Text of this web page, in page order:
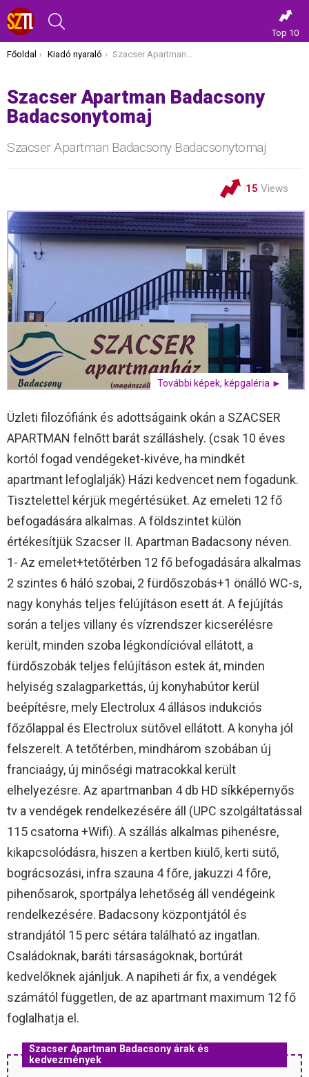
Top 10
Itt vagy most:
Főoldal Kiadó nyaraló Szacser Apartman Badacsony Badacsonytomaj
Szacser Apartman Badacsony
Badacsonytomaj
Szacser Apartman Badacsony Badacsonytomaj
15 Views
További képek, képgaléria ►
Üzleti filozófiánk és adottságaink okán a SZACSER
APARTMAN felnőtt barát szálláshely. (csak 10 éves
kortól fogad vendégeket-kivéve, ha mindkét
apartmant lefoglalják) Házi kedvencet nem fogadunk.
Tisztelettel kérjük megértésüket. Az emeleti 12 fő
befogadására alkalmas. A földszintet külön
értékesítjük Szacser II. Apartman Badacsony néven.
1- Az emelet+tetőtérben 12 fő befogadására alkalmas
2 szintes 6 háló szobai, 2 fürdőszobás+1 önálló WC-s,
nagy konyhás teljes felújításon esett át. A fejújítás
során a teljes villany és vízrendszer kicserélésre
került, minden szoba légkondícióval ellátott, a
fürdőszobák teljes felújításon estek át, minden
helyiség szalagparkettás, új konyhabútor kerül
beépítésre, mely Electrolux 4 állásos indukciós
főzőlappal és Electrolux sütővel ellátott. A konyha jól
felszerelt. A tetőtérben, mindhárom szobában új
franciaágy, új minőségi matracokkal került
elhelyezésre. Az apartmanban 4 db HD síkképernyős
tv a vendégek rendelkezésére áll (UPC szolgáltatással
115 csatorna +Wifi). A szállás alkalmas pihenésre,
kikapcsolódásra, hiszen a kertben kiülő, kerti sütő,
bográcsozási, infra szauna 4 főre, jakuzzi 4 főre,
pihenősarok, sportpálya lehetőség áll vendégeink
rendelkezésére. Badacsony központjától és
strandjától 15 perc sétára található az ingatlan.
Családoknak, baráti társaságoknak, bortúrát
kedvelőknek ajánljuk. A napiheti ár fix, a vendégek
számától független, de az apartmant maximum 12 fő
foglalhatja el.
Szacser Apartman Badacsony árak és
kedvezmények